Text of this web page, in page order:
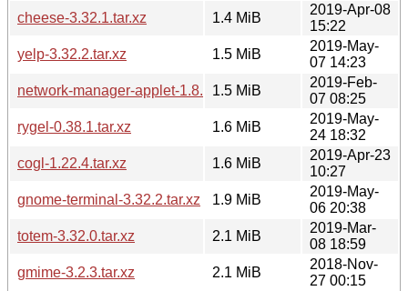
cheese-3.32.1.tar.xz
1.4 MiB
2019-Apr-08
15:22
yelp-3.32.2.tar.xz
1.5 MiB
2019-May-
07 14:23
network-manager-applet-1.8.20.tar.xz
1.5 MiB
2019-Feb-
07 08:25
rygel-0.38.1.tar.xz
1.6 MiB
2019-May-
24 18:32
cogl-1.22.4.tar.xz
1.6 MiB
2019-Apr-23
10:27
gnome-terminal-3.32.2.tar.xz
1.9 MiB
2019-May-
06 20:38
totem-3.32.0.tar.xz
2.1 MiB
2019-Mar-
08 18:59
gmime-3.2.3.tar.xz
2.1 MiB
2018-Nov-
27 00:15